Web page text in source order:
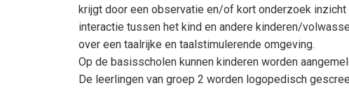
krijgt door een observatie en/of kort onderzoek
interactie tussen het kind en andere kinderen/
over een taalrijke en taalstimulerende omgeving.
Op de basisscholen kunnen kinderen worden
De leerlingen van groep 2 worden logopedisch